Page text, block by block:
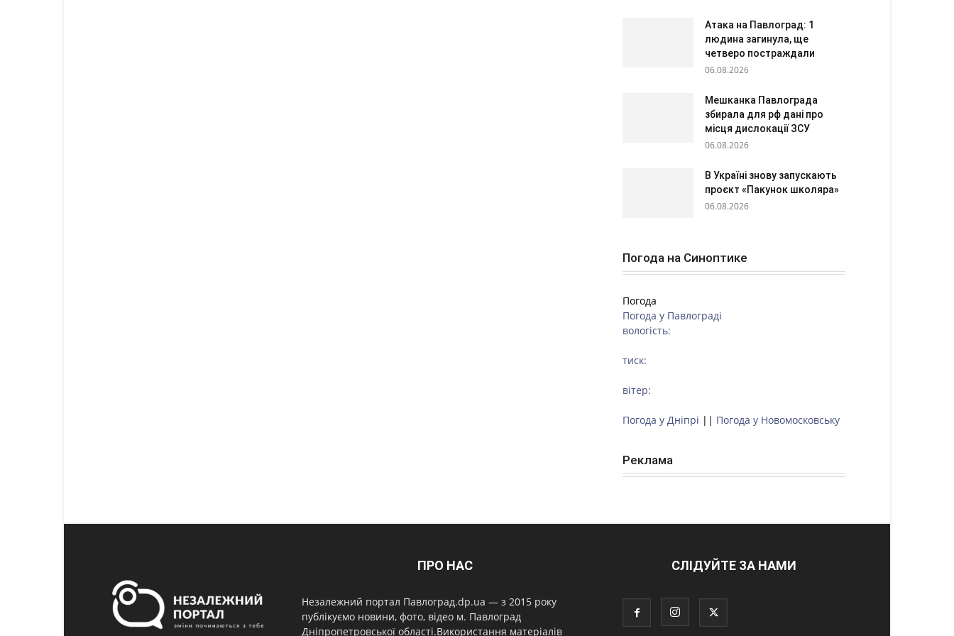
Атака на Павлоград: 1
людина загинула, ще
четверо постраждали
06.08.2026
Мешканка Павлограда
збирала для рф дані про
місця дислокації ЗСУ
06.08.2026
В Україні знову запускають
проєкт «Пакунок школяра»
06.08.2026
Погода на Синоптике
Погода
Погода у Павлограді
вологість:
тиск:
вітер:
Погода у Дніпрі || Погода у Новомосковську
Реклама
ПРО НАС
Незалежний портал Павлоград.dp.ua — з 2015 року
публікуємо новини, фото, відео м. Павлоград
Дніпропетровської області.Використання матеріалів
СЛІДУЙТЕ ЗА НАМИ